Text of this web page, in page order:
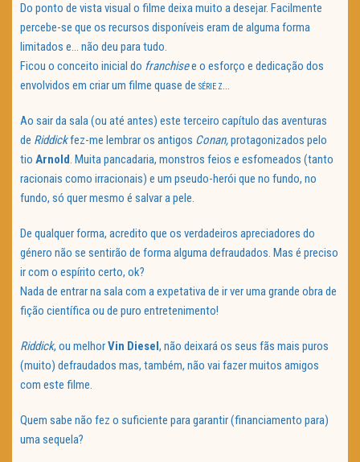
Do ponto de vista visual o filme deixa muito a desejar. Facilmente
percebe-se que os recursos disponíveis eram de alguma forma
limitados e… não deu para tudo.
Ficou o conceito inicial do franchisee o esforço e dedicação dos
envolvidos em criar um filme quase de SÉRIE Z…
Ao sair da sala (ou até antes) este terceiro capítulo das aventuras
de Riddickfez-me lembrar os antigos Conan,protagonizados pelo
tio Arnold. Muita pancadaria, monstros feios e esfomeados (tanto
racionais como irracionais) e um pseudo-herói que no fundo, no
fundo, só quer mesmo é salvar a pele.
De qualquer forma, acredito que os verdadeiros apreciadores do
género não se sentirão de forma alguma defraudados. Mas é preciso
ir com o espírito certo, ok?
Nada de entrar na sala com a expetativa de ir ver uma grande obra de
fição científica ou de puro entretenimento!
Riddick, ou melhorVin Diesel, não deixará os seus fãs mais puros
(muito) defraudados mas, também, não vai fazer muitos amigos
com este filme.
Quem sabe não fez o suficiente para garantir (financiamento para)
uma sequela?